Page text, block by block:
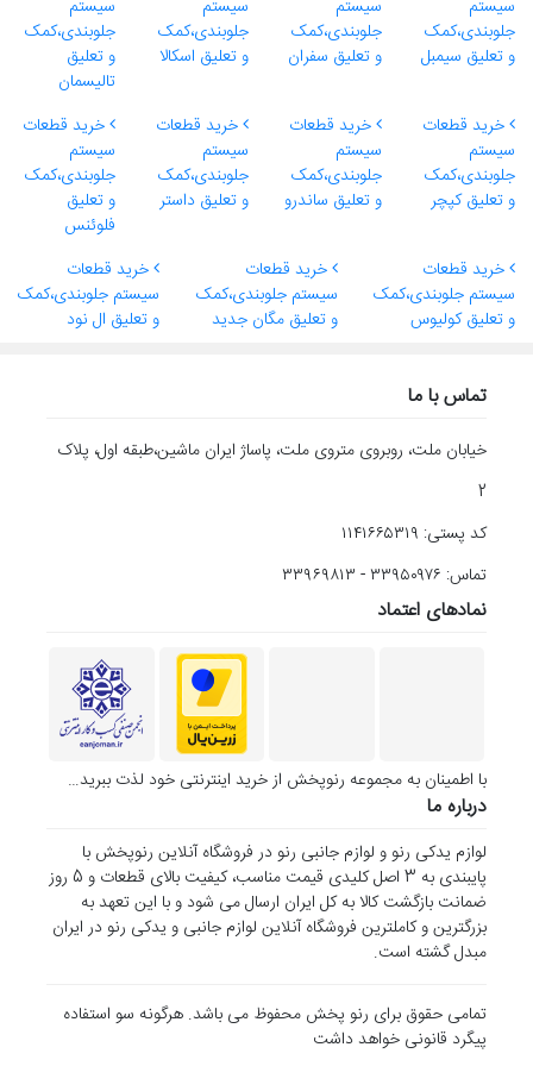
سیستم
جلوبندی،کمک
و تعلیق سیمبل
سیستم
جلوبندی،کمک
و تعلیق سفران
سیستم
جلوبندی،کمک
و تعلیق اسکالا
سیستم
جلوبندی،کمک
و تعلیق
تالیسمان
خرید قطعات
سیستم
جلوبندی،کمک
و تعلیق کپچر
خرید قطعات
سیستم
جلوبندی،کمک
و تعلیق ساندرو
خرید قطعات
سیستم
جلوبندی،کمک
و تعلیق داستر
خرید قطعات
سیستم
جلوبندی،کمک
و تعلیق
فلوئنس
خرید قطعات
سیستم جلوبندی،کمک
و تعلیق کولیوس
خرید قطعات
سیستم جلوبندی،کمک
و تعلیق مگان جدید
خرید قطعات
سیستم جلوبندی،کمک
و تعلیق ال نود
تماس با ما
خیابان ملت، روبروی متروی ملت، پاساژ ایران ماشین،طبقه اول، پلاک
2
کد پستی: ۱۱۴۱۶۶۵۳۱۹
تماس: ۳۳۹۵۰۹۷۶ - ۳۳۹۶۹۸۱۳
نمادهای اعتماد
با اطمینان به مجموعه رنوپخش از خرید اینترنتی خود لذت ببرید…
درباره ما
لوازم یدکی رنو و لوازم جانبی رنو در فروشگاه آنلاین رنوپخش با
پایبندی به 3 اصل کلیدی قیمت مناسب، کیفیت بالای قطعات و 5 روز
ضمانت بازگشت کالا به کل ایران ارسال می شود و با این تعهد به
بزرگترین و کاملترین فروشگاه آنلاین لوازم جانبی و یدکی رنو در ایران
مبدل گشته است.
تمامی حقوق برای رنو پخش محفوظ می باشد. هرگونه سو استفاده
پیگرد قانونی خواهد داشت